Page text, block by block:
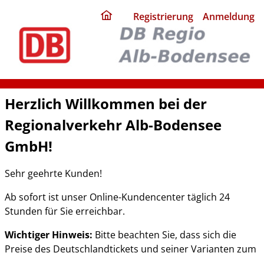
home
page
Registrierung Anmeldung
Herzlich Willkommen bei der
Regionalverkehr Alb-Bodensee
GmbH!
Sehr geehrte Kunden!
Ab sofort ist unser Online-Kundencenter täglich 24
Stunden für Sie erreichbar.
Wichtiger Hinweis: Bitte beachten Sie, dass sich die
Preise des Deutschlandtickets und seiner Varianten zum